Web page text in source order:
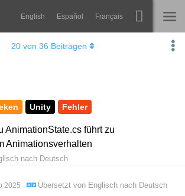
English Español Français
Spine
Showcase
Lernen
Unity Fehler
AnimationState.cs führt zu
Animationsverhalten
nach Deutsch
20von 36 Beiträgen
2025 Übersetzt von Englisch nach Deutsch